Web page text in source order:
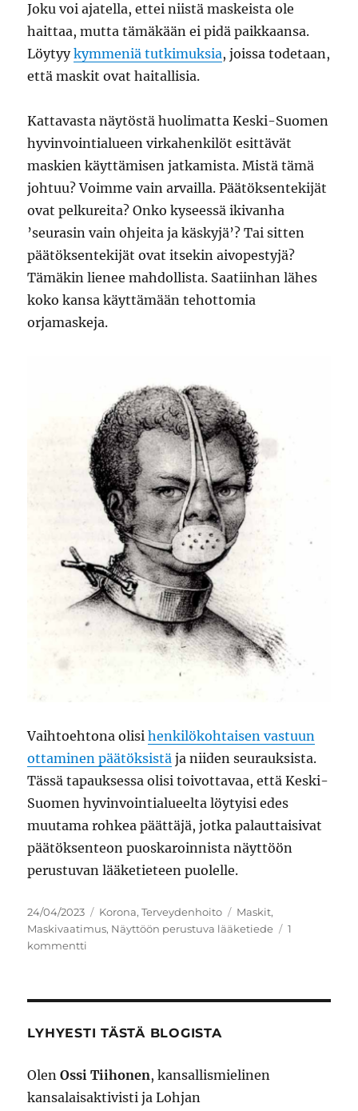
Joku voi ajatella, ettei niistä maskeista ole
haittaa, mutta tämäkään ei pidä paikkaansa.
Löytyykymmeniä tutkimuksia, joissa todetaan,
että maskit ovat haitallisia.
Kattavasta näytöstä huolimatta Keski-Suomen
hyvinvointialueen virkahenkilöt esittävät
maskien käyttämisen jatkamista. Mistä tämä
johtuu? Voimme vain arvailla. Päätöksentekijät
ovat pelkureita? Onko kyseessä ikivanha
’seurasin vain ohjeita ja käskyjä’? Tai sitten
päätöksentekijät ovat itsekin aivopestyjä?
Tämäkin lienee mahdollista. Saatiinhan lähes
koko kansa käyttämään tehottomia
orjamaskeja.
Vaihtoehtona olisihenkilökohtaisen vastuun
ottaminen päätöksistä ja niiden seurauksista.
Tässä tapauksessa olisi toivottavaa, että Keski-
Suomen hyvinvointialueelta löytyisi edes
muutama rohkea päättäjä, jotka palauttaisivat
päätöksenteon puoskaroinnista näyttöön
perustuvan lääketieteen puolelle.
Julkaistu
24/04/2023 Kategoriat
Korona,Terveydenhoito Avainsanat
Maskit,
Maskivaatimus, Näyttöön perustuva lääketiede
1
kommentti
näyttöön
ulkopuolelle
LYHYESTI TÄSTÄ BLOGISTA
OlenOssi Tiihonen, kansallismielinen
kansalaisaktivisti ja Lohjan